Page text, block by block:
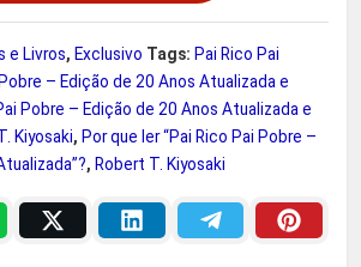
é
:
R
e Livros, Exclusivo Tags: Pai Rico Pai
– Edição de 20 Anos Atualizada e
Pobre – Edição de 20 Anos Atualizada e
Kiyosaki, Por que ler “Pai Rico Pai Pobre –
, Robert T. Kiyosaki